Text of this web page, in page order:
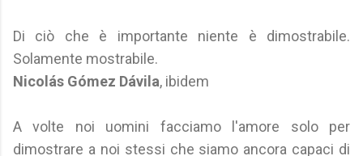
Di ciò che è importante niente è dimostrabile.
Solamente mostrabile.
Nicolás Gómez Dávila, ibidem
A volte noi uomini facciamo l'amore solo per
dimostrare a noi stessi che siamo ancora capaci di